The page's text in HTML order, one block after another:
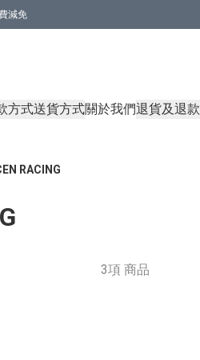
減免
方式送貨方式關於我們退貨及退
RACING
3項 商品